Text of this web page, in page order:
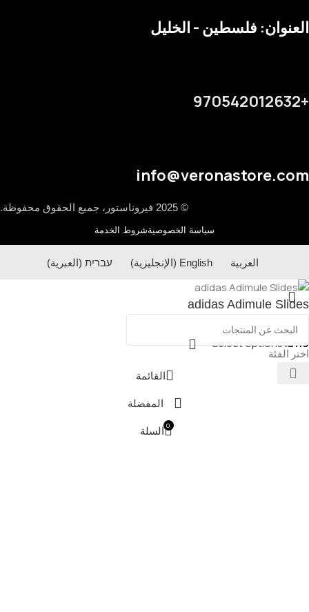
العنوان: فلسطين - الخليل
+970542012632
info@veronastore.com
© 2025 فيروناستور، جميع الحقوق محفوظة.
سياسة الخصوصيةشروط الخدمة
العربية English
(الإنجليزية) עברית (العبرية)
اختر الفئة
adidas Adimule Slides
₪110
Select options
القائمة
المفضلة
0 السلة